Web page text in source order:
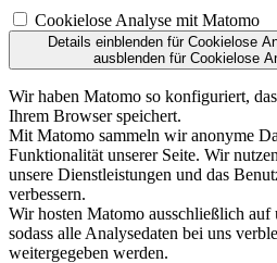
Cookielose Analyse mit Matomo
Details einblendenfür Cookielose
ausblendenfür Cookielose
Wir haben Matomo so konfiguriert,
Ihrem Browser speichert.
Mit Matomo sammeln wir anonyme
Funktionalität unserer Seite. Wir
unsere Dienstleistungen und das
verbessern.
Wir hosten Matomo ausschließlich auf
sodass alle Analysedaten bei uns
weitergegeben werden.